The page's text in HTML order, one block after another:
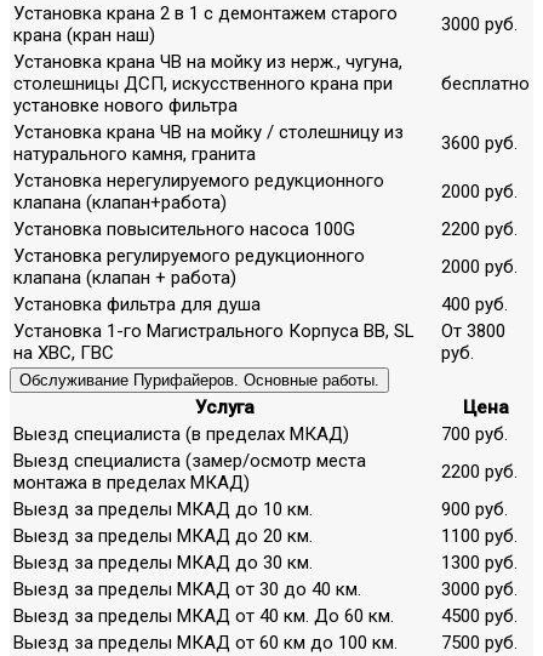
Установка крана 2 в 1 с демонтажем старого
крана (кран наш)
3000 руб.
Установка крана ЧВ на мойку из нерж., чугуна,
столешницы ДСП, искусственного крана при
установке нового фильтра
бесплатно
Установка крана ЧВ на мойку / столешницу из
натурального камня, гранита
3600 руб.
Установка нерегулируемого редукционного
клапана (клапан+работа)
2000 руб.
Установка повысительного насоса 100G
2200 руб.
Установка регулируемого редукционного
клапана (клапан + работа)
2000 руб.
Установка фильтра для душа
400 руб.
Установка 1-го Магистрального Корпуса ВВ, SL
на ХВС, ГВС
От 3800
руб.
Обслуживание Пурифайеров. Основные работы.
Услуга
Цена
Выезд специалиста (в пределах МКАД)
700 руб.
Выезд специалиста (замер/осмотр места
монтажа в пределах МКАД)
2200 руб.
Выезд за пределы МКАД до 10 км.
900 руб.
Выезд за пределы МКАД до 20 км.
1100 руб.
Выезд за пределы МКАД до 30 км.
1300 руб.
Выезд за пределы МКАД от 30 до 40 км.
3000 руб.
Выезд за пределы МКАД от 40 км. До 60 км.
4500 руб.
Выезд за пределы МКАД от 60 км до 100 км.
7500 руб.